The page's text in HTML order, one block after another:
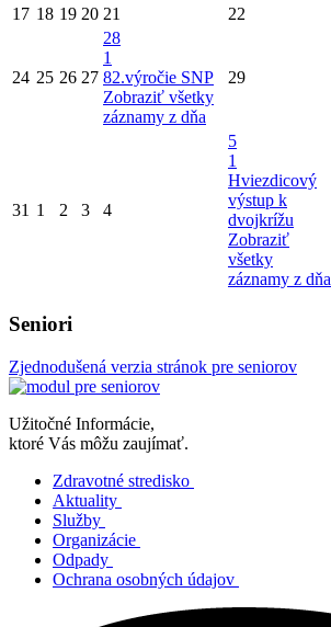
17 18 19 20 21 22
24 25 26 27
28
1
82.výročie SNP
Zobraziť všetky
záznamy z dňa
29
31 1 2 3 4
5
1
Hviezdicový
výstup k
dvojkrížu
Zobraziť
všetky
záznamy z dňa
Seniori
Zjednodušená verzia stránok pre seniorov
Užitočné Informácie,
ktoré Vás môžu zaujímať.
Zdravotné stredisko
Aktuality
Služby
Organizácie
Odpady
Ochrana osobných údajov